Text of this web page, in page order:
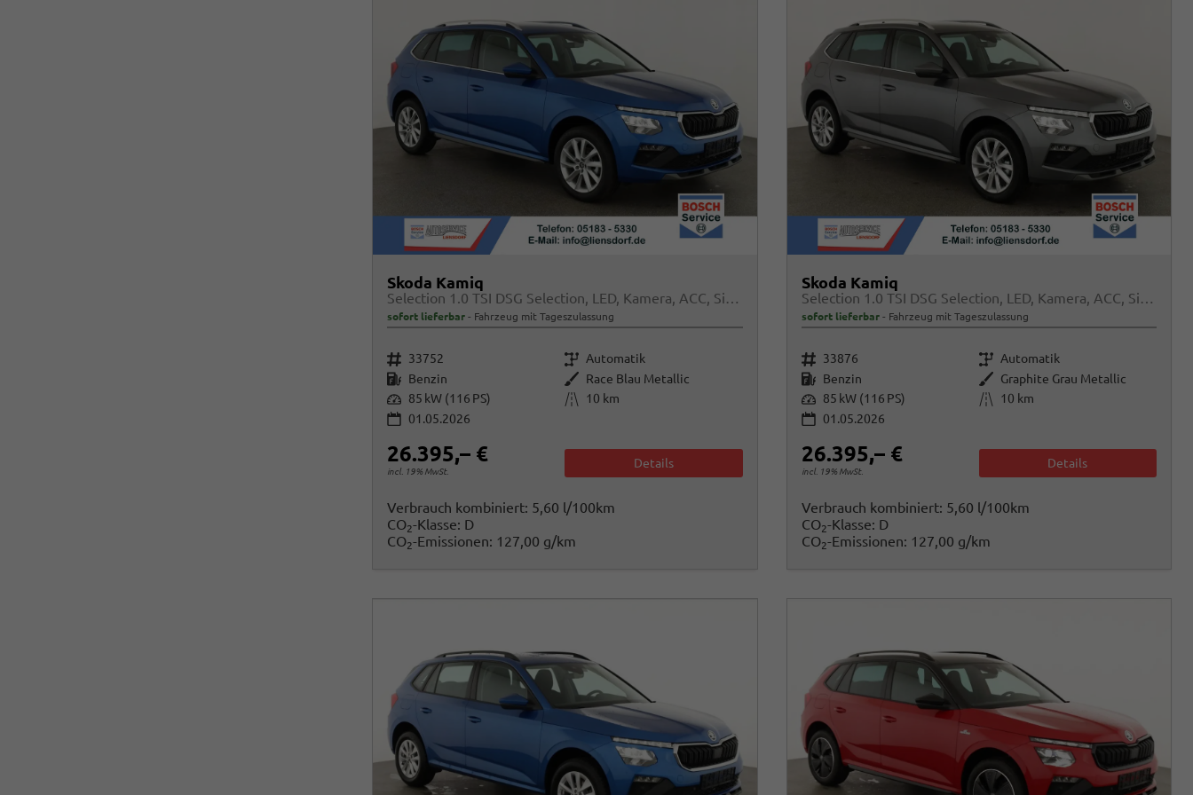
Skoda Kamiq
Selection 1.0 TSI DSG Selection, LED, Kamera, ACC, Side, Winter
sofort lieferbar Fahrzeug mit Tageszulassung
Fahrzeugnr. 33752 Getriebe Automatik
Kraftstoff Benzin Außenfarbe Race Blau Metallic
Leistung 85 kW (116 PS) Kilometerstand 10 km
01.05.2026
26.395,– €
incl. 19% MwSt.
Details
Verbrauch kombiniert: 5,60 l/100km
CO2-Klasse: D
CO2-Emissionen: 127,00 g/km
Skoda Kamiq
Selection 1.0 TSI DSG Selection, LED, Kamera, ACC, Side, Winter
sofort lieferbar Fahrzeug mit Tageszulassung
Fahrzeugnr. 33876 Getriebe Automatik
Kraftstoff Benzin Außenfarbe Graphite Grau Metallic
Leistung 85 kW (116 PS) Kilometerstand
10 km
01.05.2026
26.395,– €
incl. 19% MwSt.
Details
Verbrauch kombiniert: 5,60 l/100km
CO2-Klasse: D
CO2-Emissionen: 127,00 g/km